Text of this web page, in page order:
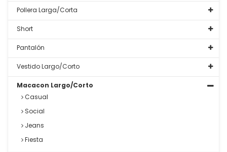
Pollera Larga/Corta
Short
Pantalón
Vestido Largo/Corto
Macacon Largo/Corto
Casual
Social
Jeans
Fiesta